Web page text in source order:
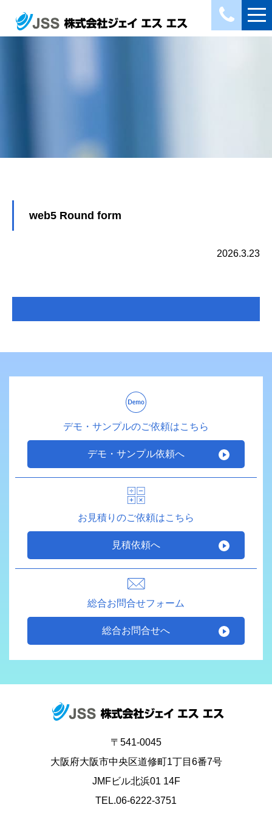
web5 Round form
2026.3.23
デモ・サンプルのご依頼はこちら
デモ・サンプル依頼へ
お見積りのご依頼はこちら
見積依頼へ
総合お問合せフォーム
総合お問合せへ
〒541-0045
大阪府大阪市中央区道修町1丁目6番7号
JMFビル北浜01 14F
TEL.06-6222-3751